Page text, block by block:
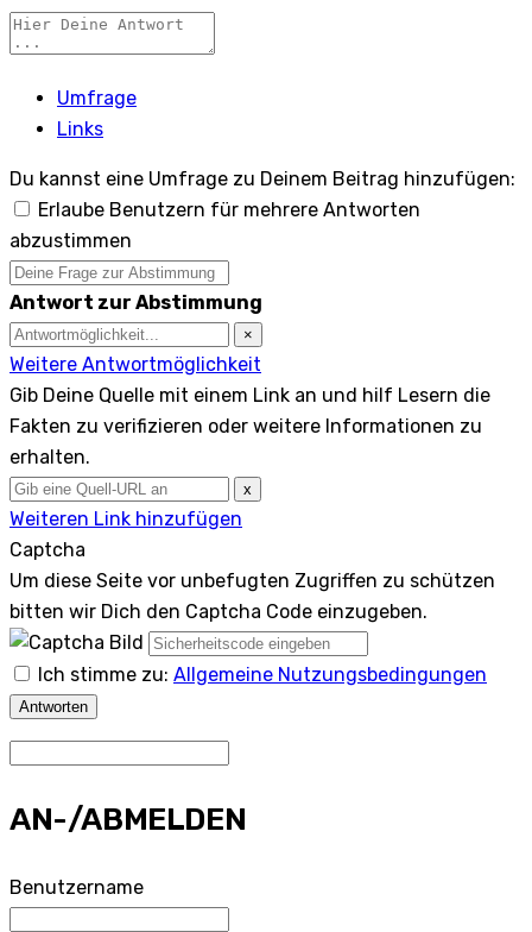
Umfrage
Links
Du kannst eine Umfrage zu Deinem Beitrag hinzufügen:
Erlaube Benutzern für mehrere Antworten
abzustimmen
Antwort zur Abstimmung
×
Weitere Antwortmöglichkeit
Gib Deine Quelle mit einem Link an und hilf Lesern die
Fakten zu verifizieren oder weitere Informationen zu
erhalten.
x
Weiteren Link hinzufügen
Captcha
Um diese Seite vor unbefugten Zugriffen zu schützen
bitten wir Dich den Captcha Code einzugeben.
Ich stimme zu: Allgemeine Nutzungsbedingungen
Antworten
AN-/ABMELDEN
Benutzername